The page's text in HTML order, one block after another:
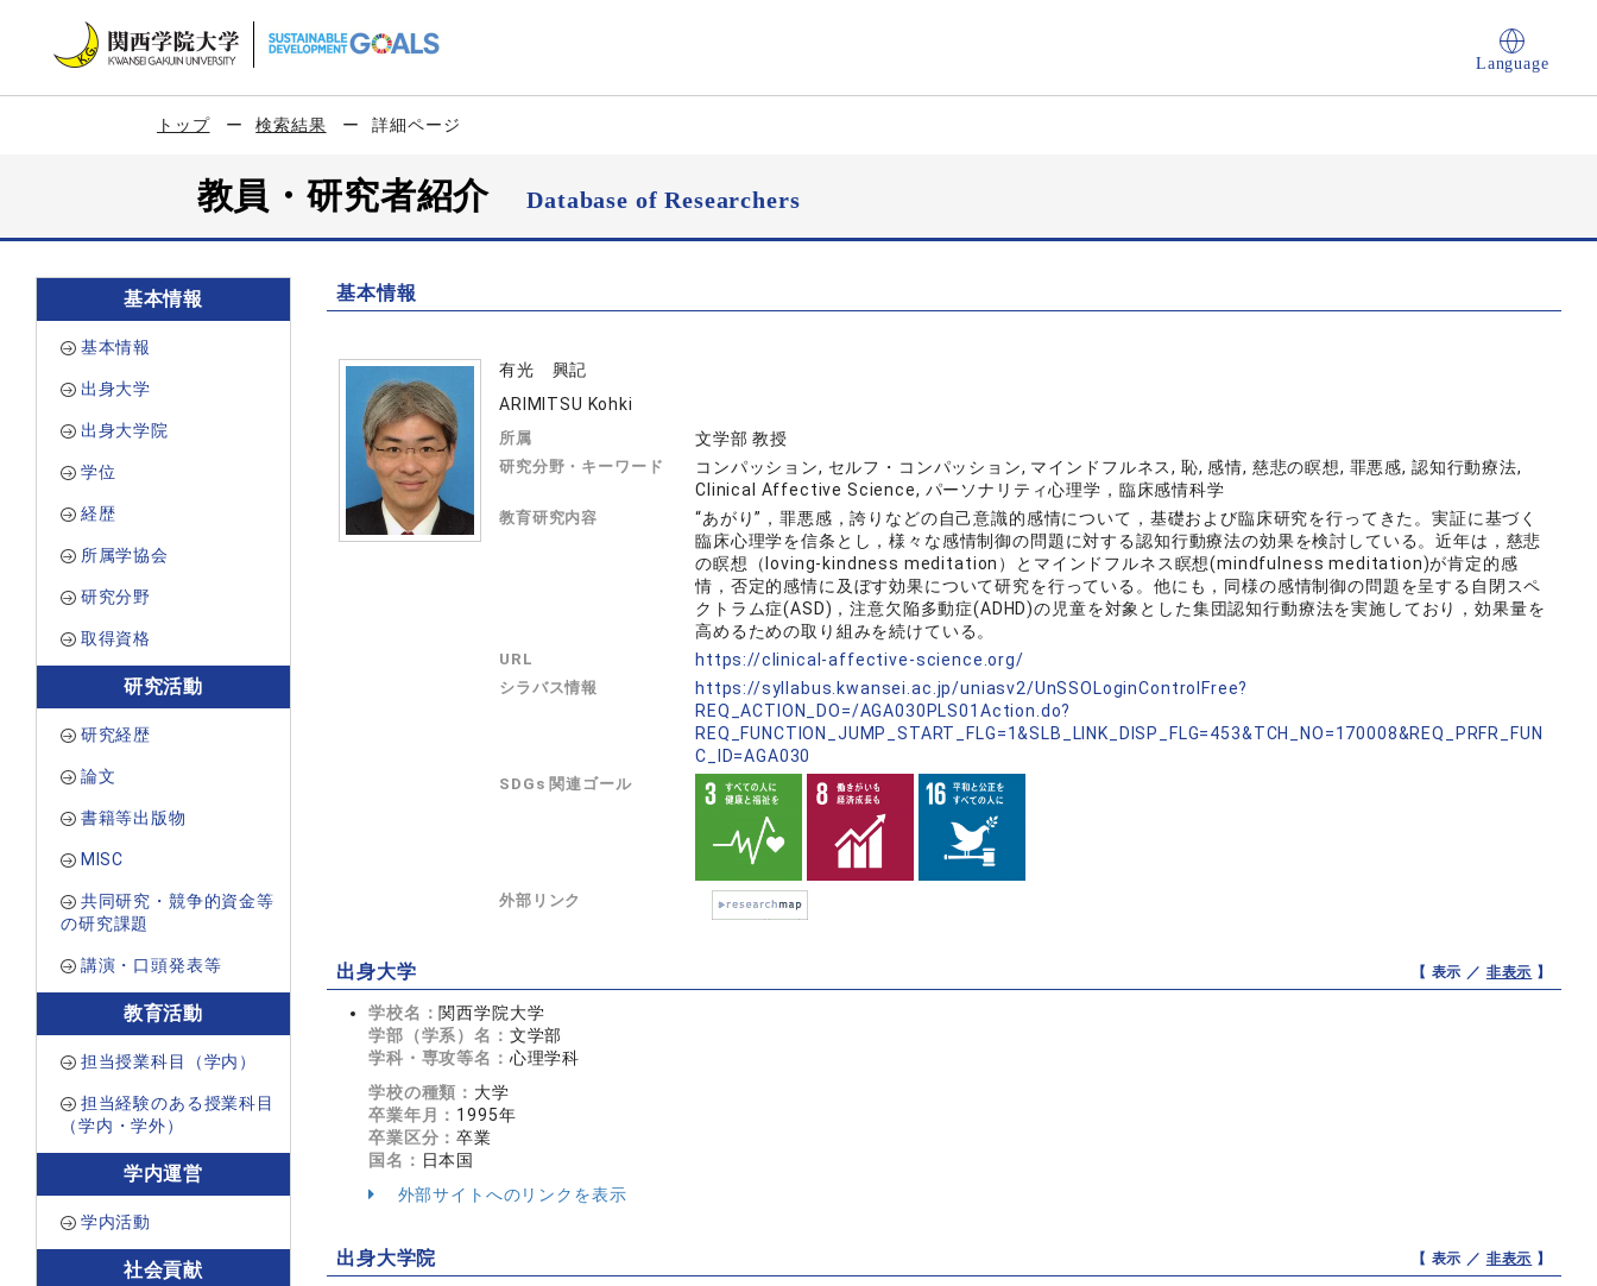
Language
トップ 検索結果 詳細ページ
教員・研究者紹介Database of Researchers
基本情報
基本情報
出身大学
出身大学院
学位
経歴
所属学協会
研究分野
取得資格
研究活動
研究経歴
論文
書籍等出版物
MISC
共同研究・競争的資金等
の研究課題
講演・口頭発表等
教育活動
担当授業科目（学内）
担当経験のある授業科目
（学内・学外）
学内運営
学内活動
社会貢献
基本情報
有光 興記
ARIMITSU Kohki
所属 文学部 教授
研究分野・キーワード
コンパッション, セルフ・コンパッション, マインドフルネス, 恥, 感情, 慈悲の瞑想, 罪悪感, 認知行動療法,
Clinical Affective Science, パーソナリティ心理学，臨床感情科学
教育研究内容
“あがり”，罪悪感，誇りなどの自己意識的感情について，基礎および臨床研究を行ってきた。実証に基づく
臨床心理学を信条とし，様々な感情制御の問題に対する認知行動療法の効果を検討している。近年は，慈悲
の瞑想（loving-kindness meditation）とマインドフルネス瞑想(mindfulness meditation)が肯定的感
情，否定的感情に及ぼす効果について研究を行っている。他にも，同様の感情制御の問題を呈する自閉スペ
クトラム症(ASD)，注意欠陥多動症(ADHD)の児童を対象とした集団認知行動療法を実施しており，効果量を
高めるための取り組みを続けている。
URL https://clinical-affective-science.org/
シラバス情報
https://syllabus.kwansei.ac.jp/uniasv2/UnSSOLoginControlFree?
REQ_ACTION_DO=/AGA030PLS01Action.do?
REQ_FUNCTION_JUMP_START_FLG=1&SLB_LINK_DISP_FLG=453&TCH_NO=170008&REQ_PRFR_FUN
C_ID=AGA030
SDGs 関連ゴール
外部リンク
出身大学 【 表示 ／ 非表示 】
学校名： 関西学院大学
学部（学系）名： 文学部
学科・専攻等名： 心理学科
学校の種類： 大学
卒業年月： 1995年
卒業区分：卒業
国名： 日本国
外部サイトへのリンクを表示
出身大学院 【 表示 ／ 非表示 】